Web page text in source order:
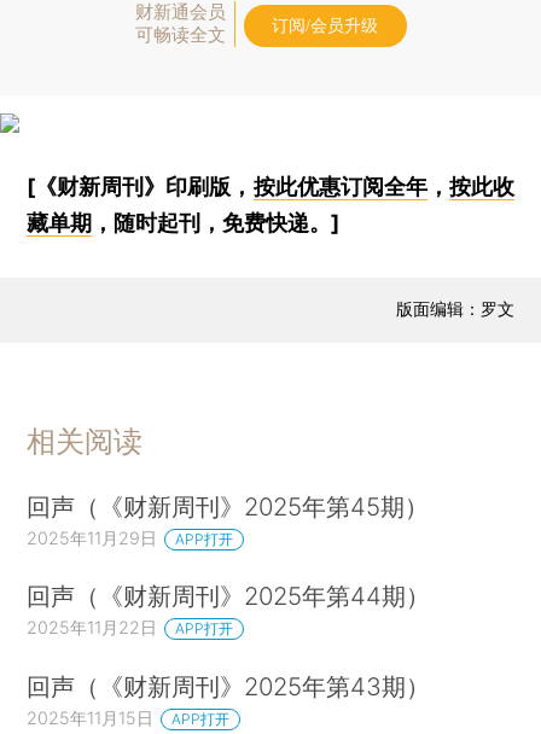
财新通会员
可畅读全文
订阅/会员升级
[《财新周刊》印刷版， 按此优惠订阅全年， 按此收
藏单期 ，随时起刊，免费快递。]
版面编辑：罗文
相关阅读
回声（《财新周刊》2025年第45期）
2025年11月29日 APP打开
回声（《财新周刊》2025年第44期）
2025年11月22日 APP打开
回声（《财新周刊》2025年第43期）
2025年11月15日 APP打开